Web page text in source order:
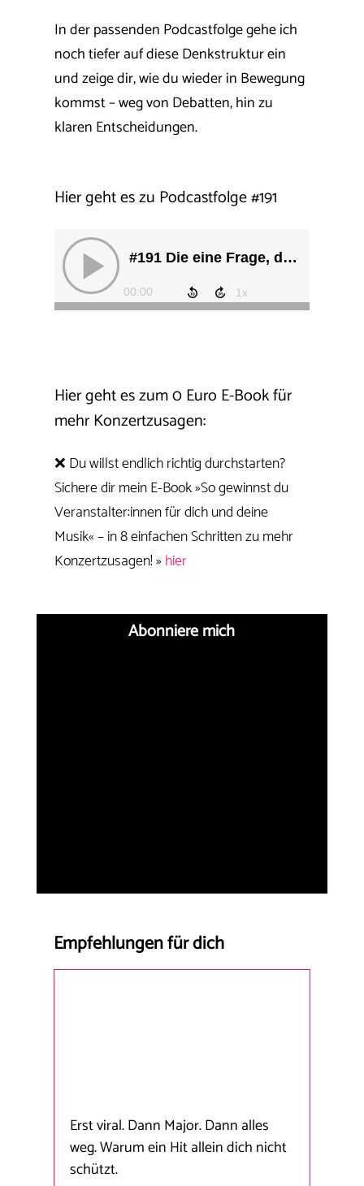
In der passenden Podcastfolge gehe ich
noch tiefer auf diese Denkstruktur ein
und zeige dir, wie du wieder in Bewegung
kommst – weg von Debatten, hin zu
klaren Entscheidungen.
Hier geht es zu Podcastfolge#191
Hier geht es zum 0 Euro E-Book für
mehr Konzertzusagen:
❌ Du willst endlich richtig durchstarten?
Sichere dir mein E-Book »So gewinnst du
Veranstalter:innen für dich und deine
Musik« – in 8 einfachen Schritten zu mehr
Konzertzusagen! » hier
Abonniere mich
Empfehlungen für dich
Erst viral. Dann Major. Dann alles
weg. Warum ein Hit allein dich nicht
schützt.